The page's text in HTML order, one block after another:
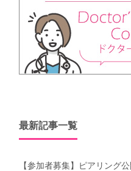
最新記事一覧
【参加者募集】ピアリング